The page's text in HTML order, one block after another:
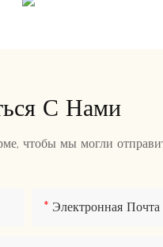
С Нами
чтобы мы могли
Электронная Почта